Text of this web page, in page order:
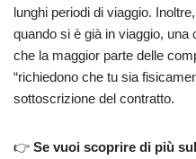
lunghi periodi di viaggio.
quando si è già in viaggio,
che la maggior parte delle
“richiedono che tu sia
sottoscrizione del contratto.
👉 Se vuoi scoprire di più